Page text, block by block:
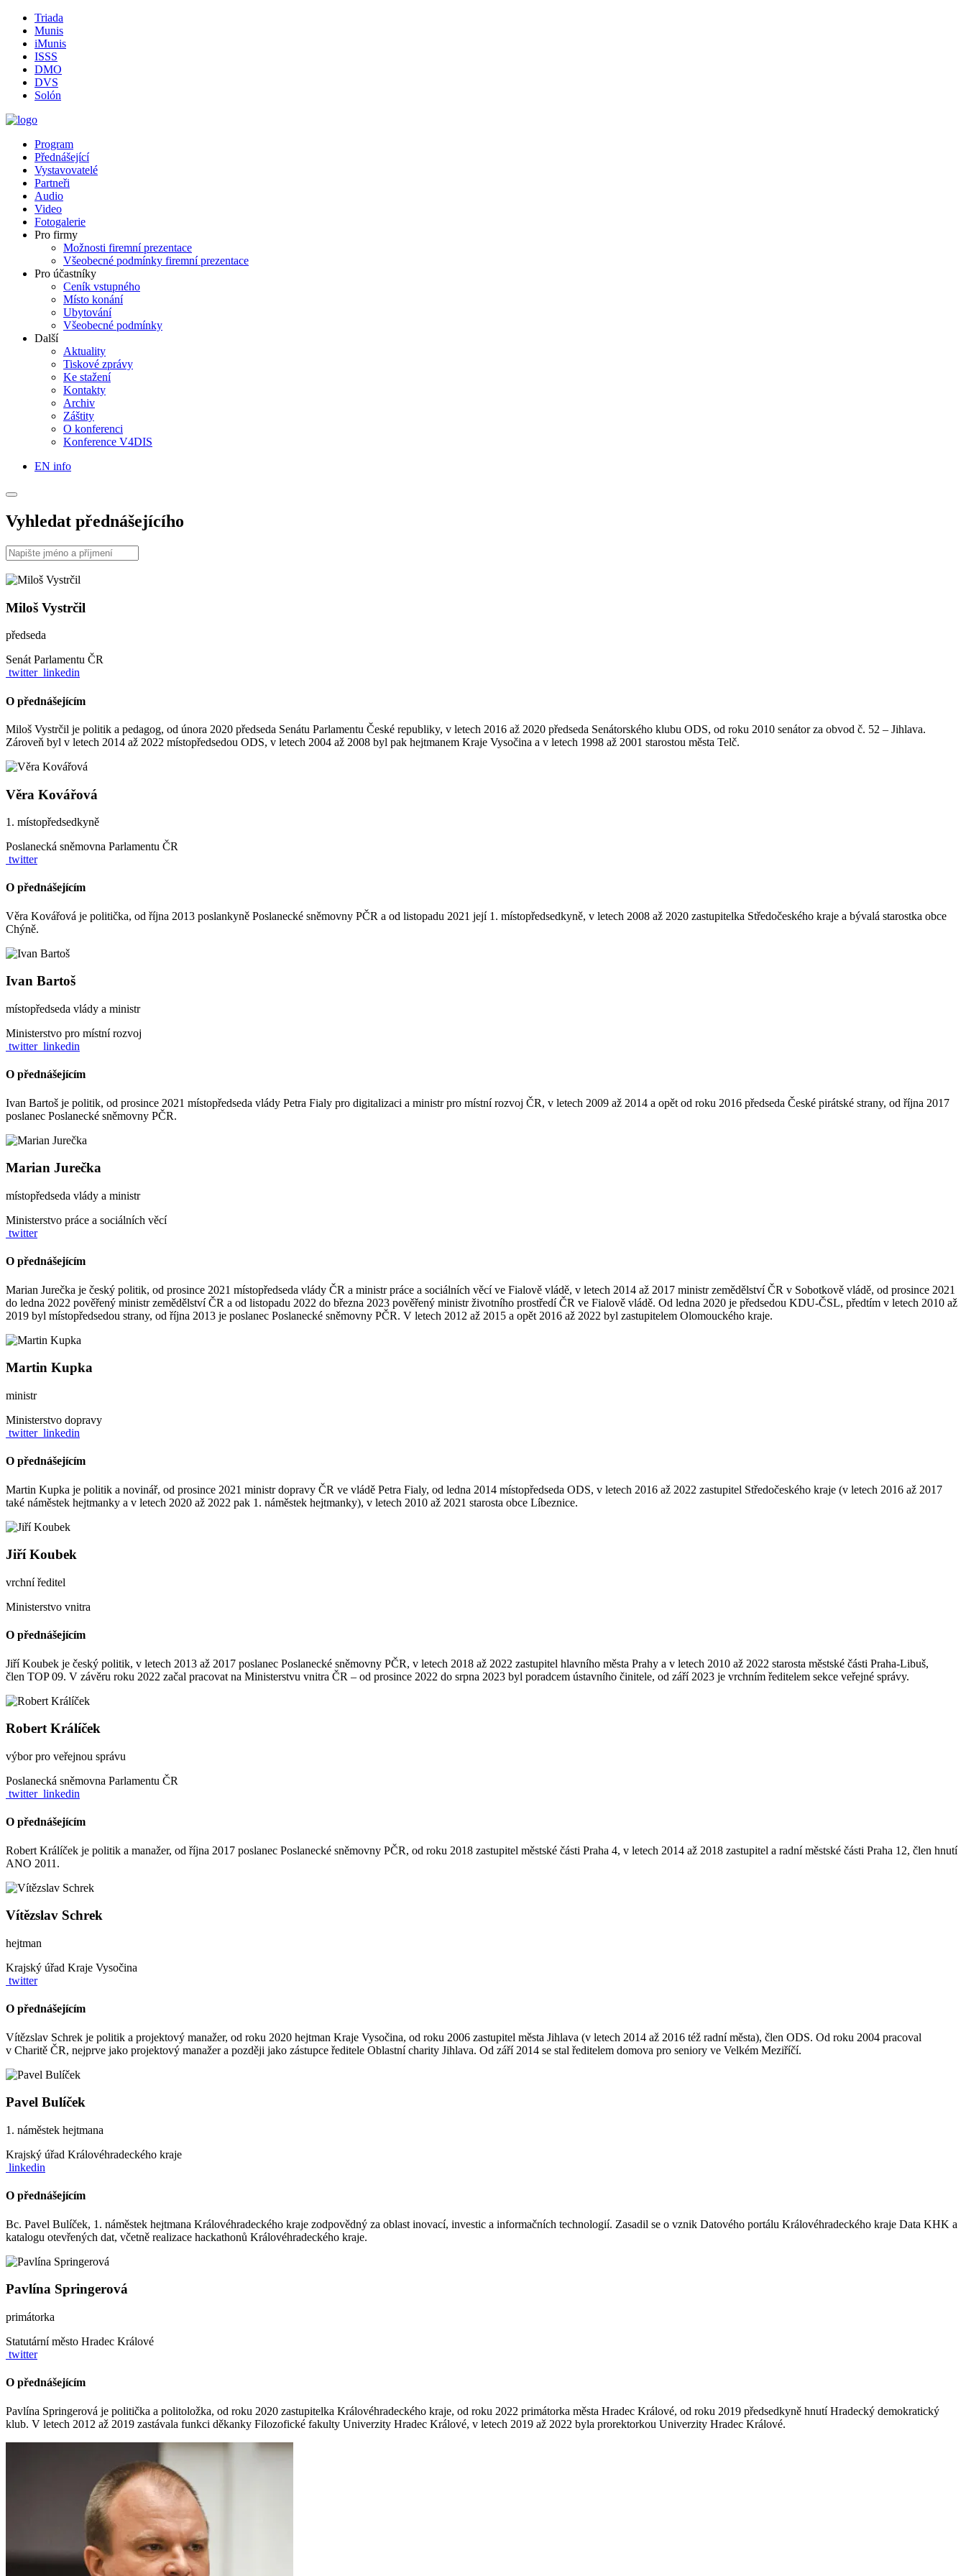
Triada
Munis
iMunis
ISSS
DMO
DVS
Solón
Program
Přednášející
Vystavovatelé
Partneři
Audio
Video
Fotogalerie
Pro firmy
Možnosti firemní prezentace
Všeobecné podmínky firemní prezentace
Pro účastníky
Ceník vstupného
Místo konání
Ubytování
Všeobecné podmínky
Další
Aktuality
Tiskové zprávy
Ke stažení
Kontakty
Archiv
Záštity
O konferenci
Konference V4DIS
EN info
Vyhledat přednášejícího
Miloš Vystrčil
předseda
Senát Parlamentu ČR
twitter linkedin
O přednášejícím
Miloš Vystrčil je politik a pedagog, od února 2020 předseda Senátu Parlamentu České republiky, v letech 2016 až 2020 předseda Senátorského klubu ODS, od roku 2010 senátor za obvod č. 52 – Jihlava.
Zároveň byl v letech 2014 až 2022 místopředsedou ODS, v letech 2004 až 2008 byl pak hejtmanem Kraje Vysočina a v letech 1998 až 2001 starostou města Telč.
Věra Kovářová
1. místopředsedkyně
Poslanecká sněmovna Parlamentu ČR
twitter
O přednášejícím
Věra Kovářová je politička, od října 2013 poslankyně Poslanecké sněmovny PČR a od listopadu 2021 její 1. místopředsedkyně, v letech 2008 až 2020 zastupitelka Středočeského kraje a bývalá starostka obce
Chýně.
Ivan Bartoš
místopředseda vlády a ministr
Ministerstvo pro místní rozvoj
twitter linkedin
O přednášejícím
Ivan Bartoš je politik, od prosince 2021 místopředseda vlády Petra Fialy pro digitalizaci a ministr pro místní rozvoj ČR, v letech 2009 až 2014 a opět od roku 2016 předseda České pirátské strany, od října 2017
poslanec Poslanecké sněmovny PČR.
Marian Jurečka
místopředseda vlády a ministr
Ministerstvo práce a sociálních věcí
twitter
O přednášejícím
Marian Jurečka je český politik, od prosince 2021 místopředseda vlády ČR a ministr práce a sociálních věcí ve Fialově vládě, v letech 2014 až 2017 ministr zemědělství ČR v Sobotkově vládě, od prosince 2021
do ledna 2022 pověřený ministr zemědělství ČR a od listopadu 2022 do března 2023 pověřený ministr životního prostředí ČR ve Fialově vládě. Od ledna 2020 je předsedou KDU-ČSL, předtím v letech 2010 až
2019 byl místopředsedou strany, od října 2013 je poslanec Poslanecké sněmovny PČR. V letech 2012 až 2015 a opět 2016 až 2022 byl zastupitelem Olomouckého kraje.
Martin Kupka
ministr
Ministerstvo dopravy
twitter linkedin
O přednášejícím
Martin Kupka je politik a novinář, od prosince 2021 ministr dopravy ČR ve vládě Petra Fialy, od ledna 2014 místopředseda ODS, v letech 2016 až 2022 zastupitel Středočeského kraje (v letech 2016 až 2017
také náměstek hejtmanky a v letech 2020 až 2022 pak 1. náměstek hejtmanky), v letech 2010 až 2021 starosta obce Líbeznice.
Jiří Koubek
vrchní ředitel
Ministerstvo vnitra
O přednášejícím
Jiří Koubek je český politik, v letech 2013 až 2017 poslanec Poslanecké sněmovny PČR, v letech 2018 až 2022 zastupitel hlavního města Prahy a v letech 2010 až 2022 starosta městské části Praha-Libuš,
člen TOP 09. V závěru roku 2022 začal pracovat na Ministerstvu vnitra ČR – od prosince 2022 do srpna 2023 byl poradcem ústavního činitele, od září 2023 je vrchním ředitelem sekce veřejné správy.
Robert Králíček
výbor pro veřejnou správu
Poslanecká sněmovna Parlamentu ČR
twitter linkedin
O přednášejícím
Robert Králíček je politik a manažer, od října 2017 poslanec Poslanecké sněmovny PČR, od roku 2018 zastupitel městské části Praha 4, v letech 2014 až 2018 zastupitel a radní městské části Praha 12, člen hnutí
ANO 2011.
Vítězslav Schrek
hejtman
Krajský úřad Kraje Vysočina
twitter
O přednášejícím
Vítězslav Schrek je politik a projektový manažer, od roku 2020 hejtman Kraje Vysočina, od roku 2006 zastupitel města Jihlava (v letech 2014 až 2016 též radní města), člen ODS. Od roku 2004 pracoval
v Charitě ČR, nejprve jako projektový manažer a později jako zástupce ředitele Oblastní charity Jihlava. Od září 2014 se stal ředitelem domova pro seniory ve Velkém Meziříčí.
Pavel Bulíček
1. náměstek hejtmana
Krajský úřad Královéhradeckého kraje
linkedin
O přednášejícím
Bc. Pavel Bulíček, 1. náměstek hejtmana Královéhradeckého kraje zodpovědný za oblast inovací, investic a informačních technologií. Zasadil se o vznik Datového portálu Královéhradeckého kraje Data KHK a
katalogu otevřených dat, včetně realizace hackathonů Královéhradeckého kraje.
Pavlína Springerová
primátorka
Statutární město Hradec Králové
twitter
O přednášejícím
Pavlína Springerová je politička a politoložka, od roku 2020 zastupitelka Královéhradeckého kraje, od roku 2022 primátorka města Hradec Králové, od roku 2019 předsedkyně hnutí Hradecký demokratický
klub. V letech 2012 až 2019 zastávala funkci děkanky Filozofické fakulty Univerzity Hradec Králové, v letech 2019 až 2022 byla prorektorkou Univerzity Hradec Králové.